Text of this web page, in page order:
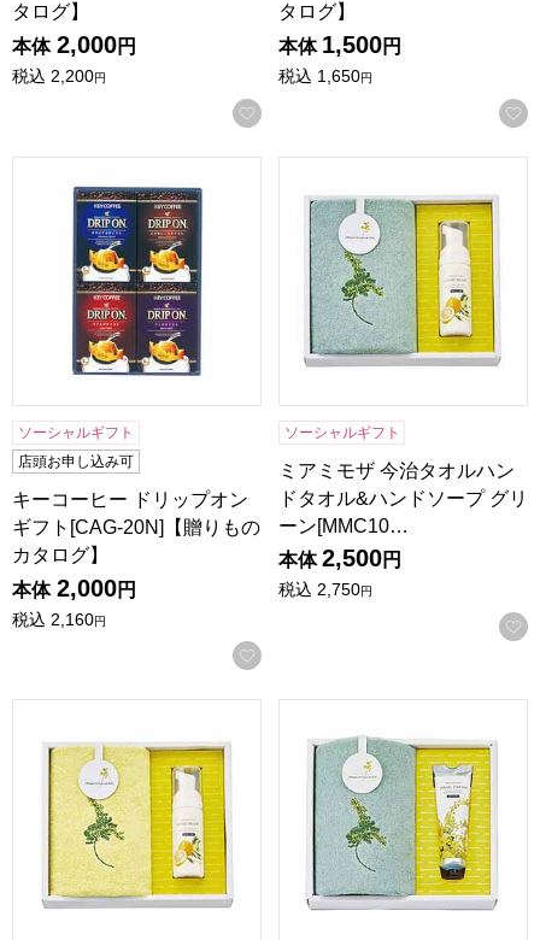
タログ】
本体 2,000円
税込 2,200円
お気に入りに登録する
タログ】
本体 1,500円
税込 1,650円
ソーシャルギフト
店頭お申し込み可
キーコーヒー ドリップオン
ギフト[CAG-20N]【贈りもの
カタログ】
本体 2,000円
税込 2,160円
お気に入りに登録する
ソーシャルギフト
ミアミモザ 今治タオルハン
ドタオル&ハンドソープ グリ
ーン[MMC10…
本体 2,500円
税込 2,750円